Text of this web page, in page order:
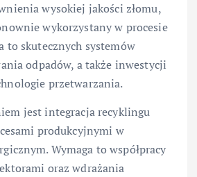
wysokiej jakości złomu,
wykorzystany w procesie
to skutecznych systemów
odpadów, a także inwestycji
przetwarzania.
jest integracja recyklingu
produkcyjnymi w
Wymaga to współpracy
oraz wdrażania